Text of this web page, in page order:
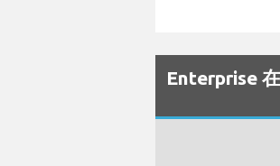
Enterprise